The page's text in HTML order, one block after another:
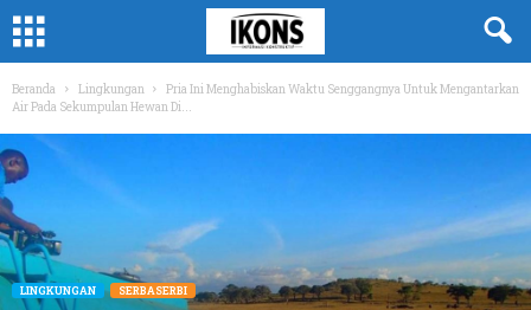
Beranda Lingkungan
Pria Ini Menghabiskan Waktu Senggangnya Untuk Mengantarkan
Air Pada Sekumpulan Hewan Di...
LINGKUNGAN SERBASERBI